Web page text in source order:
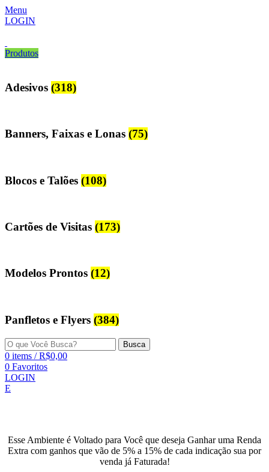
Menu
LOGIN
Produtos
Adesivos (318)
Banners, Faixas e Lonas (75)
Blocos e Talões (108)
Cartões de Visitas (173)
Modelos Prontos (12)
Panfletos e Flyers (384)
Busca
0 items / R$0,00
0 Favoritos
LOGIN
E
Esse Ambiente é Voltado para Você que deseja Ganhar uma Renda
Extra com ganhos que vão de 5% a 15% de cada indicação sua por
venda já Faturada!